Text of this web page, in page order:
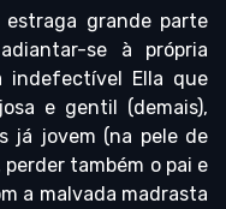
grande parte
se à própria
indefectível Ella que
e gentil (demais),
já jovem (na pele de
perder também o pai e
a malvada madrasta